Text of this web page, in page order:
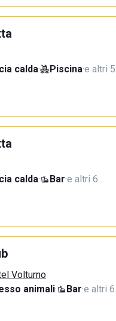
calda· Piscina·e altri
calda· Bar·e altri 6…
Volturno
animali· Bar·e altri